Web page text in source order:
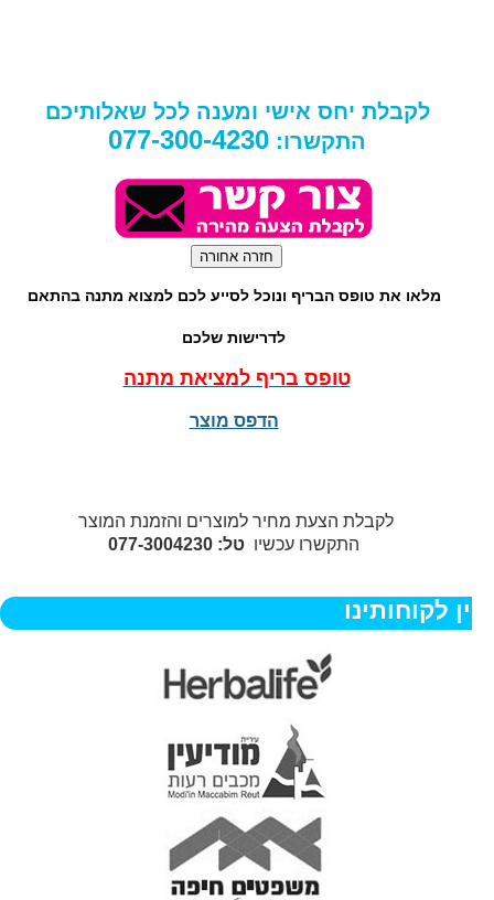
לקבלת יחס אישי ומענה לכל שאלותיכם
התקשרו:077-300-4230
מלאו את טופס הבריף ונוכל לסייע לכם למצוא מתנה בהתאם
לדרישות שלכם
טופס בריף למציאת מתנה
הדפס מוצר
לקבלת הצעת מחיר למוצרים והזמנת המוצר
התקשרו עכשיוטל: 077-3004230
לקוחותינו